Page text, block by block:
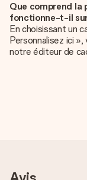
Que comprend la
fonctionne-t-il
En choisissant un
Personnalisez ici
notre éditeur de
unique pour
La
ton cadeau. C'est